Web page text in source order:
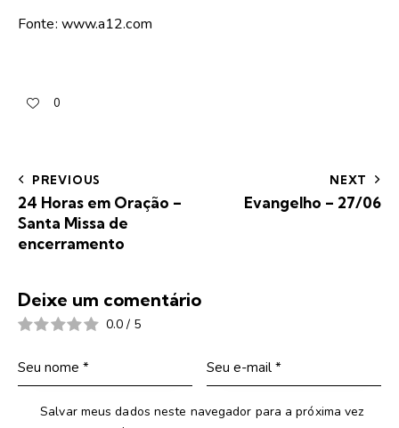
Fonte: www.a12.com
0
PREVIOUS
24 Horas em Oração –
Santa Missa de
encerramento
NEXT
Evangelho – 27/06
Deixe um comentário
0.0 / 5
Salvar meus dados neste navegador para a próxima vez